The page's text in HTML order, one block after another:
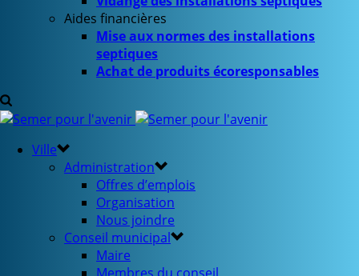
Aides financières
Mise aux normes des installations
septiques
Achat de produits écoresponsables
Ville
Administration
Offres d’emplois
Organisation
Nous joindre
Conseil municipal
Maire